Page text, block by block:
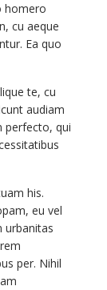
homero
cu aeque
Ea quo
te, cu
audiam
perfecto, qui
his.
eu vel
urbanitas
per. Nihil